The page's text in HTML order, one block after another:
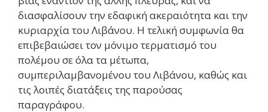
διασφαλίσουν την εδαφική ακεραιότητα και την
κυριαρχία του Λιβάνου. Η τελική συμφωνία θα
επιβεβαιώσει τον μόνιμο τερματισμό του
πολέμου σε όλα τα μέτωπα,
συμπεριλαμβανομένου του Λιβάνου, καθώς και
τις λοιπές διατάξεις της παρούσας
παραγράφου.